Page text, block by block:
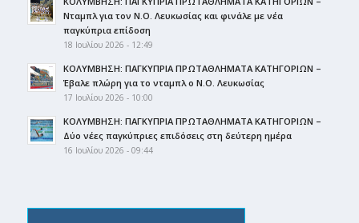
Νταμπλ για τον Ν.Ο. Λευκωσίας και φινάλε με νέα
παγκύπρια επίδοση
18 Ιουλίου 2026 - 12:49
ΚΟΛΥΜΒΗΣΗ: ΠΑΓΚΥΠΡΙΑ ΠΡΩΤΑΘΛΗΜΑΤΑ ΚΑΤΗΓΟΡΙΩΝ –
Έβαλε πλώρη για το νταμπλ ο Ν.Ο. Λευκωσίας
17 Ιουλίου 2026 - 10:00
ΚΟΛΥΜΒΗΣΗ: ΠΑΓΚΥΠΡΙΑ ΠΡΩΤΑΘΛΗΜΑΤΑ ΚΑΤΗΓΟΡΙΩΝ –
Δύο νέες παγκύπριες επιδόσεις στη δεύτερη ημέρα
16 Ιουλίου 2026 - 09:44